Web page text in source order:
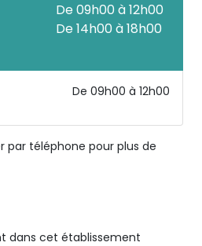
De 09h00 à 12h00
De 14h00 à 18h00
De 09h00 à 12h00
par téléphone pour plus de
dans cet établissement